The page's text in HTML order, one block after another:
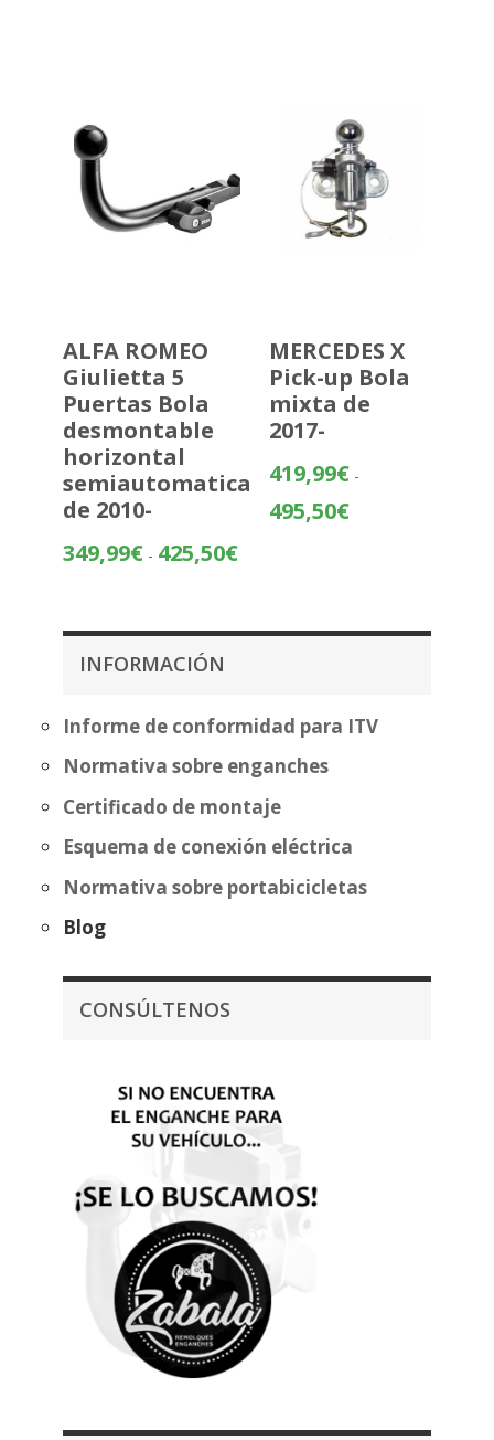
307,52€
ALFA ROMEO
Giulietta 5
Puertas Bola
desmontable
horizontal
semiautomatica
de 2010-
349,99€ - 425,50€Rango
MERCEDES X
Pick-up Bola
mixta de
2017-
419,99€ -
495,50€Rango
hasta
INFORMACIÓN
Informe de conformidad para ITV
Normativa sobre enganches
Certificado de montaje
Esquema de conexión eléctrica
Normativa sobre portabicicletas
Blog
CONSÚLTENOS